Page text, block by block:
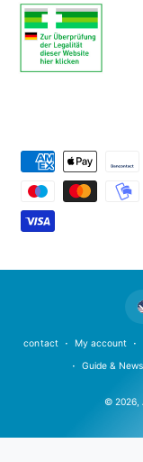
m
n
© 2026,
contact My account
Guide & News